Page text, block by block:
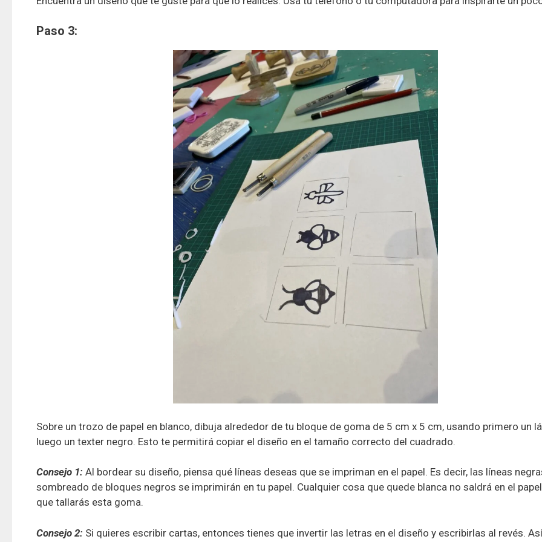
Paso 3:
Sobre un trozo de papel en blanco, dibuja alrededor de tu bloque de goma de 5 cm x 5 cm, usando primero un
luego un texter negro. Esto te permitirá copiar el diseño en el tamaño correcto del cuadrado.
Consejo 1: Al bordear su diseño, piensa qué líneas deseas que se impriman en el papel. Es decir, las líneas
sombreado de bloques negros se imprimirán en tu papel. Cualquier cosa que quede blanca no saldrá en el
que tallarás esta goma.
Consejo 2: Si quieres escribir cartas, entonces tienes que invertir las letras en el diseño y escribirlas al revés.